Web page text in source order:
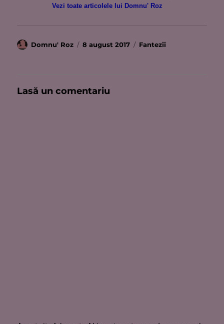
Vezi toate articolele lui Domnu' Roz
Autor
Domnu' Roz
Publicat
8 august 2017 Categorii
Fantezii
Lasă un comentariu